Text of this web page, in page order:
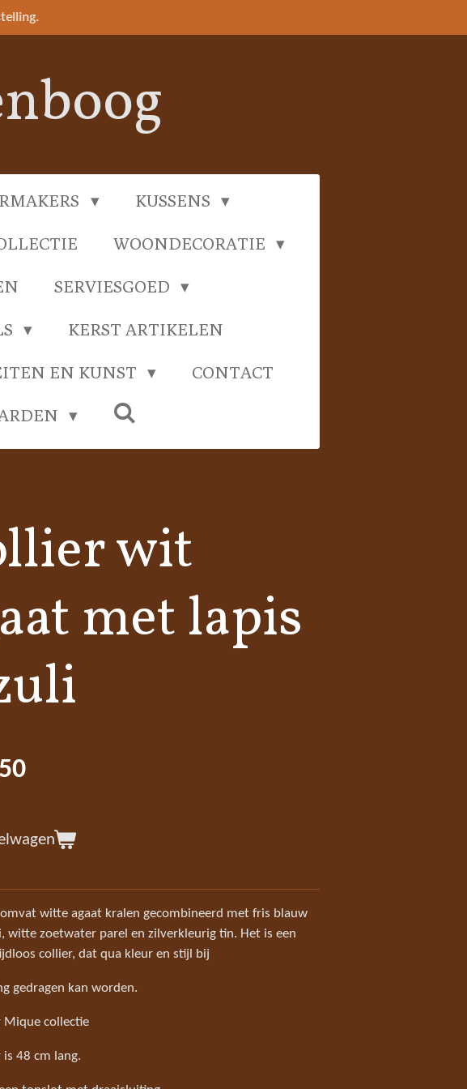
KUSSENS
WOONDECORATIE
SERVIESGOED
KERST ARTIKELEN
EN KUNST CONTACT
wit
met lapis
witte agaat kralen gecombineerd met fris blauw
witte zoetwater parel en zilverkleurig tin. Het is een
collier, dat qua kleur en stijl bij
gedragen kan worden.
Mique collectie
is 48 cm lang.